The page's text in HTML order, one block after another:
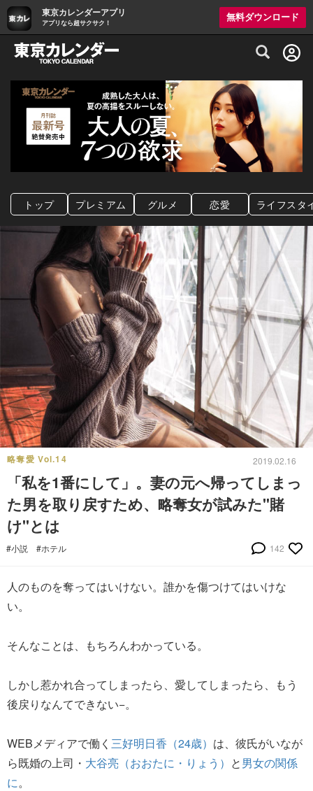
東京カレンダーアプリ
アプリなら超サクサク！
無料ダウンロード
グルメ情報・プレミアムレストラン予約
トップ プレミアム グルメ 恋愛 ライフスタ
略奪愛 Vol.14 2019.02.16
「私を1番にして」。妻の元へ帰ってしまっ
た男を取り戻すため、略奪女が試みた"賭
け"とは
#小説 #ホテル 142
人のものを奪ってはいけない。誰かを傷つけてはいけな
い。
そんなことは、もちろんわかっている。
しかし惹かれ合ってしまったら、愛してしまったら、もう
後戻りなんてできない−。
WEBメディアで働く 三好明日香（24歳） は、彼氏がいなが
ら既婚の上司・ 大谷亮（おおたに・りょう） と男女の関係
に。